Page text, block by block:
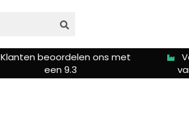
Klanten beoordelen ons met
een 9.3